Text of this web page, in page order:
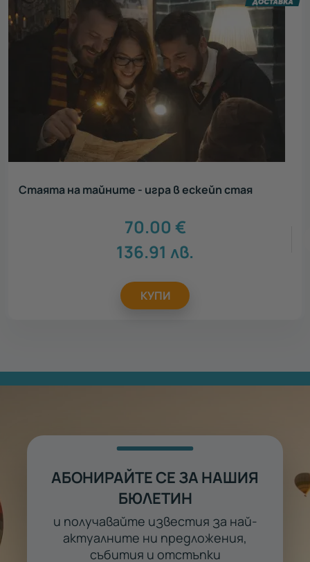
Стаята на тайните - игра в ескейп стая
70.00 €
136.91 лв.
КУПИ
АБОНИРАЙТЕ СЕ ЗА НАШИЯ
БЮЛЕТИН
и получавайте известия за най-
актуалните ни предложения,
събития и отстъпки